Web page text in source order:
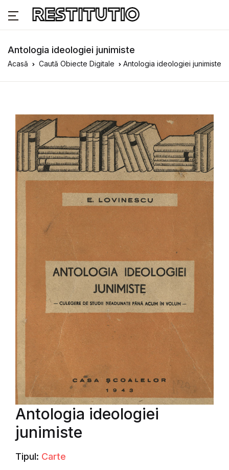
Antologia ideologiei junimiste
Acasă Caută Obiecte Digitale Antologia ideologiei junimiste
Antologia ideologiei
junimiste
Tipul: Carte